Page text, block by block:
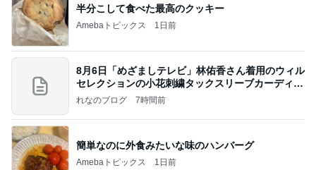
半分こして食べた最高のクッキー
Amebaトピックス 1日前
8月6日「めざましテレビ」林佑香さん着用のウィル
セレクションの小花刺繍タックスリーブカーディガ
ン
れなのブログ 7時間前
簡単なのに外食みたいな味のハンバーグ
Amebaトピックス 1日前